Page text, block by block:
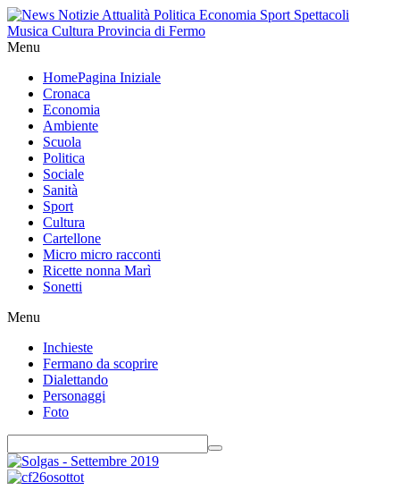
Menu
HomePagina Iniziale
Cronaca
Economia
Ambiente
Scuola
Politica
Sociale
Sanità
Sport
Cultura
Cartellone
Micro micro racconti
Ricette nonna Marì
Sonetti
Menu
Inchieste
Fermano da scoprire
Dialettando
Personaggi
Foto